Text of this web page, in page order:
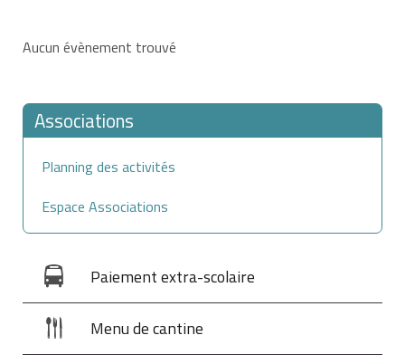
Aucun évènement trouvé
Associations
Planning des activités
Espace Associations
Paiement extra-scolaire
Menu de cantine